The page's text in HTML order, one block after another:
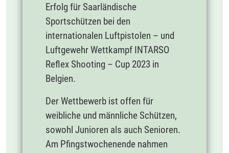
Erfolg für Saarländische
Sportschützen bei den
internationalen Luftpistolen – und
Luftgewehr Wettkampf INTARSO
Reflex Shooting – Cup 2023 in
Belgien.
Der Wettbewerb ist offen für
weibliche und männliche Schützen,
sowohl Junioren als auch Senioren.
Am Pfingstwochenende nahmen